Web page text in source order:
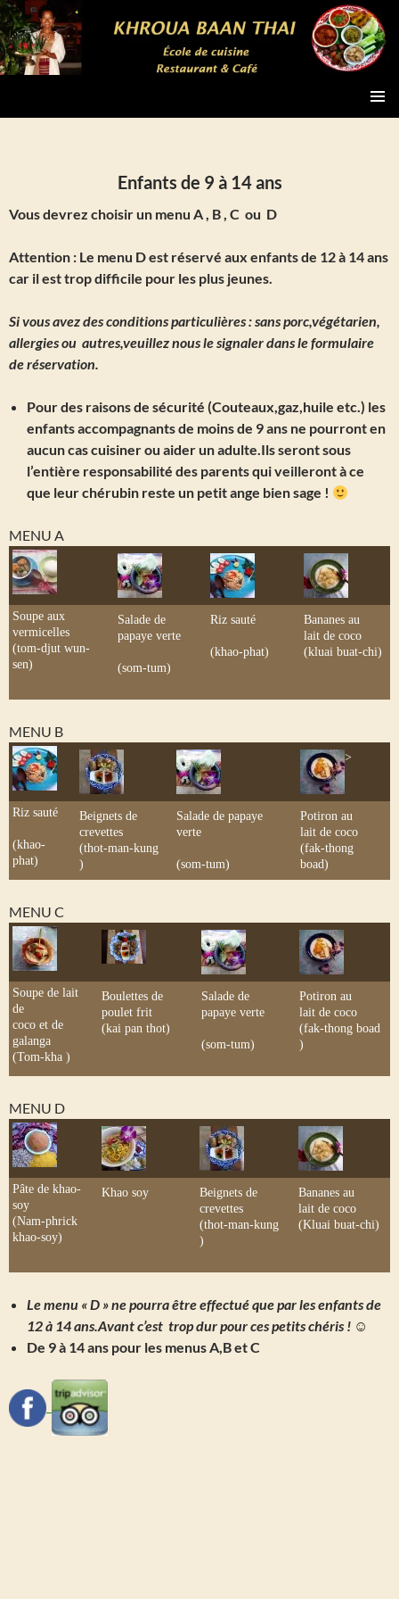
Aller
au
contenu
Enfants de 9 à 14 ans
Vous devrez choisir un menu A , B , C ou D
Attention : Le menu D est réservé aux enfants de 12 à 14 ans
car il est trop difficile pour les plus jeunes.
Si vous avez des conditions particulières : sans porc,végétarien,
allergies ou autres,veuillez nous le signaler dans le formulaire
de réservation.
Pour des raisons de sécurité (Couteaux,gaz,huile etc.) les
enfants accompagnants de moins de 9 ans ne pourront en
aucun cas cuisiner ou aider un adulte.Ils seront sous
l’entière responsabilité des parents qui veilleront à ce
que leur chérubin reste un petit ange bien sage !
MENU A
Soupe aux
vermicelles
(tom-djut wun-
sen)
Salade de
papaye verte
(som-tum)
Riz sauté
(khao-phat)
Bananes au
lait de coco
(kluai buat-chi)
MENU B
>
Riz sauté
(khao-
phat)
Beignets de
crevettes
(thot-man-kung
)
Salade de papaye
verte
(som-tum)
Potiron au
lait de coco
(fak-thong
boad)
MENU C
Soupe de lait
de
coco et de
galanga
(Tom-kha )
Boulettes de
poulet frit
(kai pan thot)
Salade de
papaye verte
(som-tum)
Potiron au
lait de coco
(fak-thong boad
)
MENU D
Pâte de khao-
soy
(Nam-phrick
khao-soy)
Khao soy
Beignets de
crevettes
(thot-man-kung
)
Bananes au
lait de coco
(Kluai buat-chi)
Le menu « D » ne pourra être effectué que par les enfants de
12 à 14 ans.Avant c’est trop dur pour ces petits chéris ! ☺
De 9 à 14 ans pour les menus A,B et C